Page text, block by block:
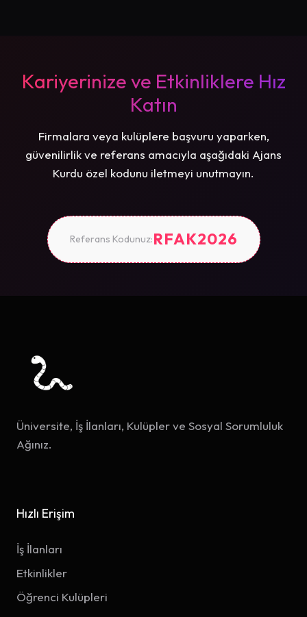
Kariyerinize ve Etkinliklere Hız
Katın
Firmalara veya kulüplere başvuru yaparken,
güvenilirlik ve referans amacıyla aşağıdaki Ajans
Kurdu özel kodunu iletmeyi unutmayın.
Referans Kodunuz:RFAK2026
Üniversite, İş İlanları, Kulüpler ve Sosyal Sorumluluk
Ağınız.
Hızlı Erişim
İş İlanları
Etkinlikler
Öğrenci Kulüpleri